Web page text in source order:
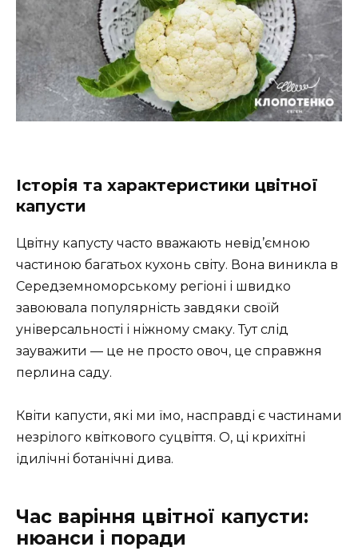
Історія та характеристики цвітної
капусти
Цвітну капусту часто вважають невід’ємною
частиною багатьох кухонь світу. Вона виникла в
Середземноморському регіоні і швидко
завоювала популярність завдяки своїй
універсальності і ніжному смаку. Тут слід
зауважити — це не просто овоч, це справжня
перлина саду.
Квіти капусти, які ми їмо, насправді є частинами
незрілого квіткового суцвіття. О, ці крихітні
ідилічні ботанічні дива.
Час варіння цвітної капусти:
нюанси і поради